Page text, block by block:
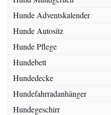
Hunde Adventskalender
Hunde Autositz
Hunde Pflege
Hundebett
Hundedecke
Hundefahrradanhänger
Hundegeschirr